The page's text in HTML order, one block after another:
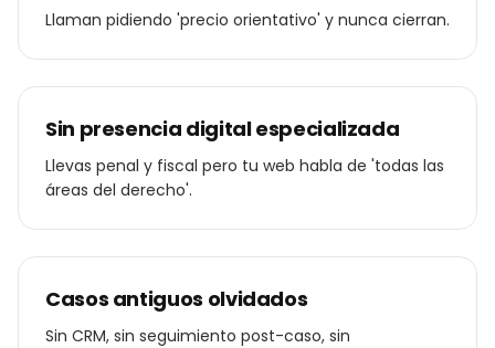
Llaman pidiendo 'precio orientativo' y nunca cierran.
Sin presencia digital especializada
Llevas penal y fiscal pero tu web habla de 'todas las
áreas del derecho'.
Casos antiguos olvidados
Sin CRM, sin seguimiento post-caso, sin